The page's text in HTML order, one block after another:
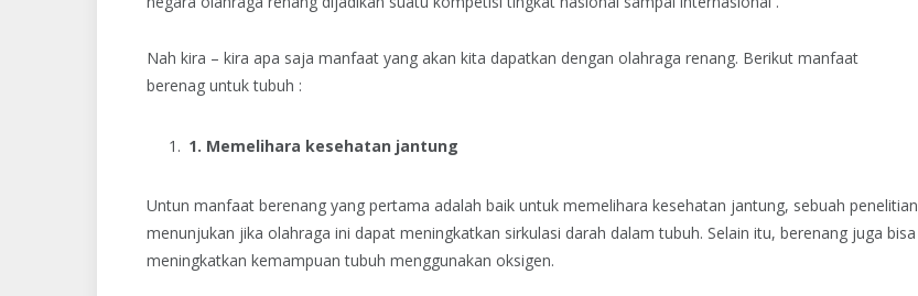
Nah kira – kira apa saja manfaat yang akan kita dapatkan dengan olahraga renang. Berikut manfaat
berenag untuk tubuh :
1. Memelihara kesehatan jantung
Untun manfaat berenang yang pertama adalah baik untuk memelihara kesehatan jantung, sebuah penelitian
menunjukan jika olahraga ini dapat meningkatkan sirkulasi darah dalam tubuh. Selain itu, berenang juga bisa
meningkatkan kemampuan tubuh menggunakan oksigen.